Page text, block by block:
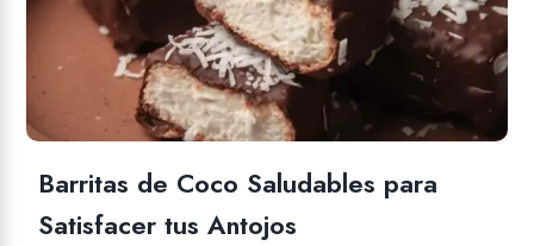
Barritas de Coco Saludables para
Satisfacer tus Antojos